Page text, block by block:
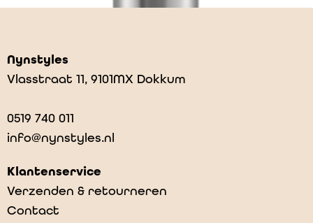
Nynstyles
Vlasstraat 11, 9101MX Dokkum
0519 740 011
info@nynstyles.nl
Klantenservice
Verzenden & retourneren
Contact